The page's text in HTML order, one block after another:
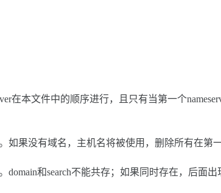
本文件中的顺序进行，且只有当第一个
没有域名，主机名将被使用，删除所有在第一
和search不能共存；如果同时存在，后面出